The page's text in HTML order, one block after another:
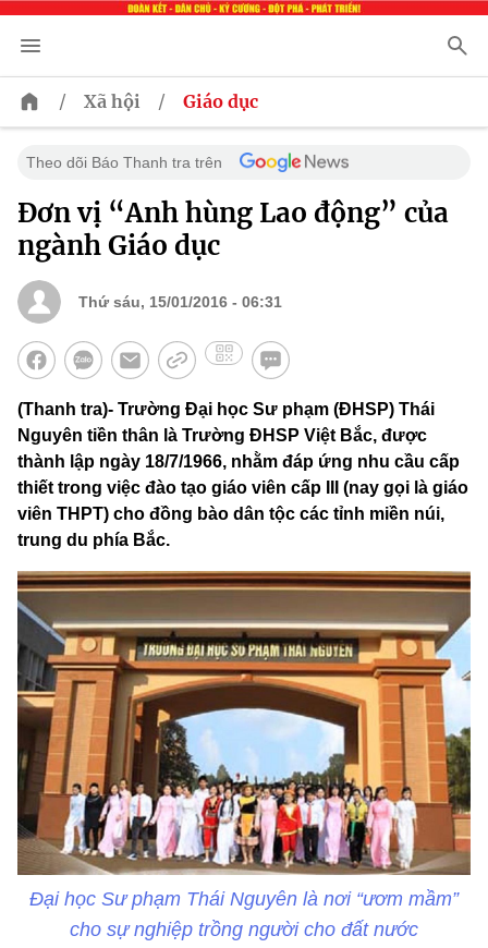
/ Xã hội / Giáo dục
Theo dõi Báo Thanh tra trên
Đơn vị “Anh hùng Lao động” của
ngành Giáo dục
Thứ sáu, 15/01/2016 - 06:31
(Thanh tra)- Trường Đại học Sư phạm (ĐHSP) Thái
Nguyên tiền thân là Trường ĐHSP Việt Bắc, được
thành lập ngày 18/7/1966, nhằm đáp ứng nhu cầu cấp
thiết trong việc đào tạo giáo viên cấp III (nay gọi là giáo
viên THPT) cho đồng bào dân tộc các tỉnh miền núi,
trung du phía Bắc.
Đại học Sư phạm Thái Nguyên là nơi “ươm mầm”
cho sự nghiệp trồng người cho đất nước